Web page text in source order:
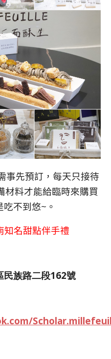
事先預訂，每天只接待
材料才能給臨時來購買
不到悠~。
知名甜點伴手禮
民族路二段162號